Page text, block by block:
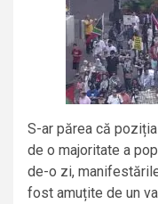
S-ar părea că
de o majoritate a
de-o zi,
fost amuțite de un